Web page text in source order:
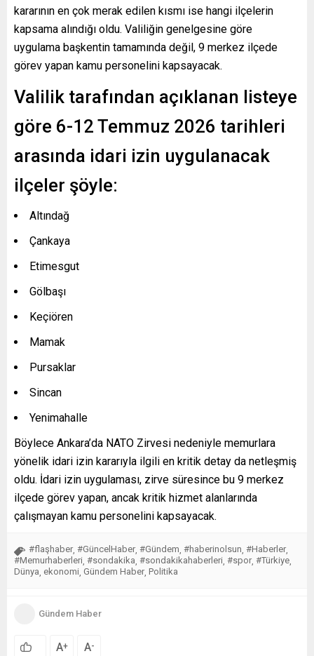
kararının en çok merak edilen kısmı ise hangi ilçelerin
kapsama alındığı oldu. Valiliğin genelgesine göre
uygulama başkentin tamamında değil, 9 merkez ilçede
görev yapan kamu personelini kapsayacak.
Valilik tarafından açıklanan listeye
göre 6-12 Temmuz 2026 tarihleri
arasında idari izin uygulanacak
ilçeler şöyle:
Altındağ
Çankaya
Etimesgut
Gölbaşı
Keçiören
Mamak
Pursaklar
Sincan
Yenimahalle
Böylece Ankara’da NATO Zirvesi nedeniyle memurlara
yönelik idari izin kararıyla ilgili en kritik detay da netleşmiş
oldu. İdari izin uygulaması, zirve süresince bu 9 merkez
ilçede görev yapan, ancak kritik hizmet alanlarında
çalışmayan kamu personelini kapsayacak.
#flaşhaber #GüncelHaber #Gündem #haberinolsun #Haberler
#Memurhaberleri #sondakika #sondakikahaberleri #spor #Türkiye
Dünya ekonomi Gündem Haber Politika
Gündem Haber
A+ A-